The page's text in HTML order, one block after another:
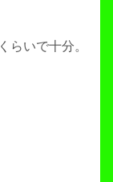
らいで十分。